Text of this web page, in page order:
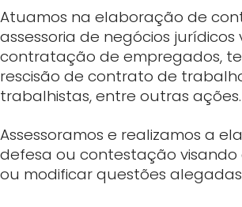
Atuamos na elaboração de
assessoria de negócios jurídicos
contratação de empregados,
rescisão de contrato de
trabalhistas, entre outras ações.
Assessoramos e realizamos a
defesa ou contestação visando
ou modificar questões